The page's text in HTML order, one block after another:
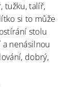
tužku, talíř,
si to může
stolu
nenásilnou
dobrý,